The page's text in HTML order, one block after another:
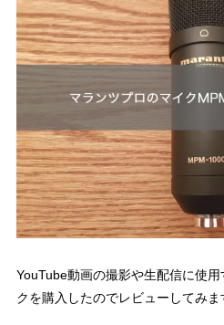
YouTube動画の撮影や生配信に使
クを購入したのでレビューしてみま